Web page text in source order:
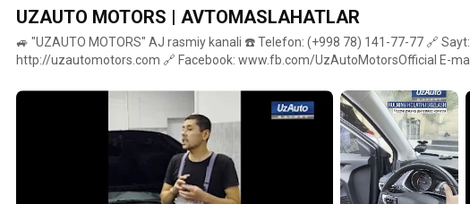
#uzauto
UZAUTO MOTORS | AVTOMASLAHATLAR
🚙 "UZAUTO MOTORS" AJ rasmiy kanali ☎️ Telefon: (+998 78) 141-77-77 🔗 Sayt:
http://uzautomotors.com 🔗 Facebook: www.fb.com/UzAutoMotorsOfficial E-mail: